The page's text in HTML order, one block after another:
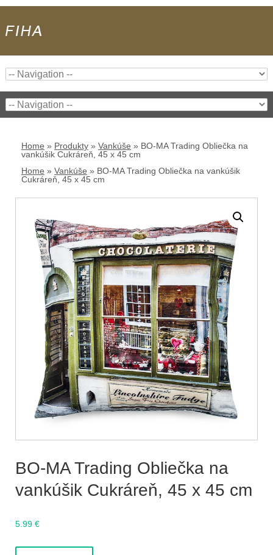
Home » Produkty » Vankúše » BO-MA Trading Obliečka na
vankúšik Cukráreň, 45 x 45 cm
Home » Vankúše » BO-MA Trading Obliečka na vankúšik
Cukráreň, 45 x 45 cm
BO-MA Trading Obliečka na
vankúšik Cukráreň, 45 x 45 cm
5.99 €